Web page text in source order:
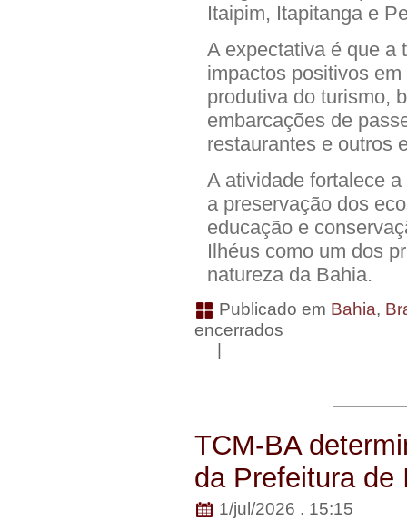
Itaipim, Itapitanga e
A expectativa é que a
impactos positivos
produtiva do turismo,
embarcações de
restaurantes e outros
A atividade fortalece
a preservação dos
educação e
Ilhéus como um dos
natureza da Bahia.
Publicado em Bahia,
encerrados
|
TCM-BA
da Prefeitura de
1/jul/2026 . 15:15